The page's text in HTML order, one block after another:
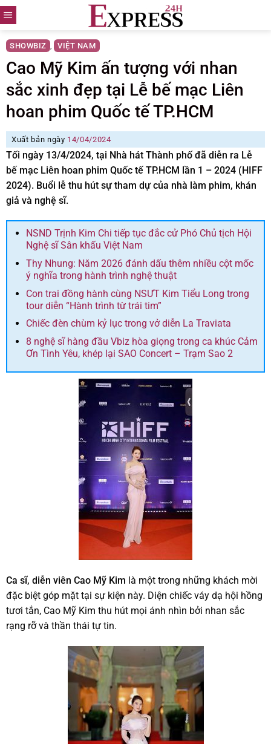
Skip
to
content
SHOWBIZ , VIỆT NAM
Cao Mỹ Kim ấn tượng với nhan
sắc xinh đẹp tại Lễ bế mạc Liên
hoan phim Quốc tế TP.HCM
Xuất bản ngày 14/04/2024
Tối ngày 13/4/2024, tại Nhà hát Thành phố đã diễn ra Lễ
bế mạc Liên hoan phim Quốc tế TP.HCM lần 1 – 2024 (HIFF
2024). Buổi lễ thu hút sự tham dự của nhà làm phim, khán
giả và nghệ sĩ.
NSND Trịnh Kim Chi tiếp tục đắc cử Phó Chủ tịch Hội
Nghệ sĩ Sân khấu Việt Nam
Thy Nhung: Năm 2026 đánh dấu thêm nhiều cột mốc
ý nghĩa trong hành trình nghệ thuật
Con trai đồng hành cùng NSƯT Kim Tiểu Long trong
tour diễn “Hành trình từ trái tim”
Chiếc đèn chùm kỷ lục trong vở diễn La Traviata
8 nghệ sĩ hàng đầu Vbiz hòa giọng trong ca khúc Cảm
Ơn Tình Yêu, khép lại SAO Concert – Trạm Sao 2
Ca sĩ, diễn viên Cao Mỹ Kim là một trong những khách mời
đặc biệt góp mặt tại sự kiện này. Diện chiếc váy dạ hội hồng
tươi tắn, Cao Mỹ Kim thu hút mọi ánh nhìn bởi nhan sắc
rạng rỡ và thần thái tự tin.